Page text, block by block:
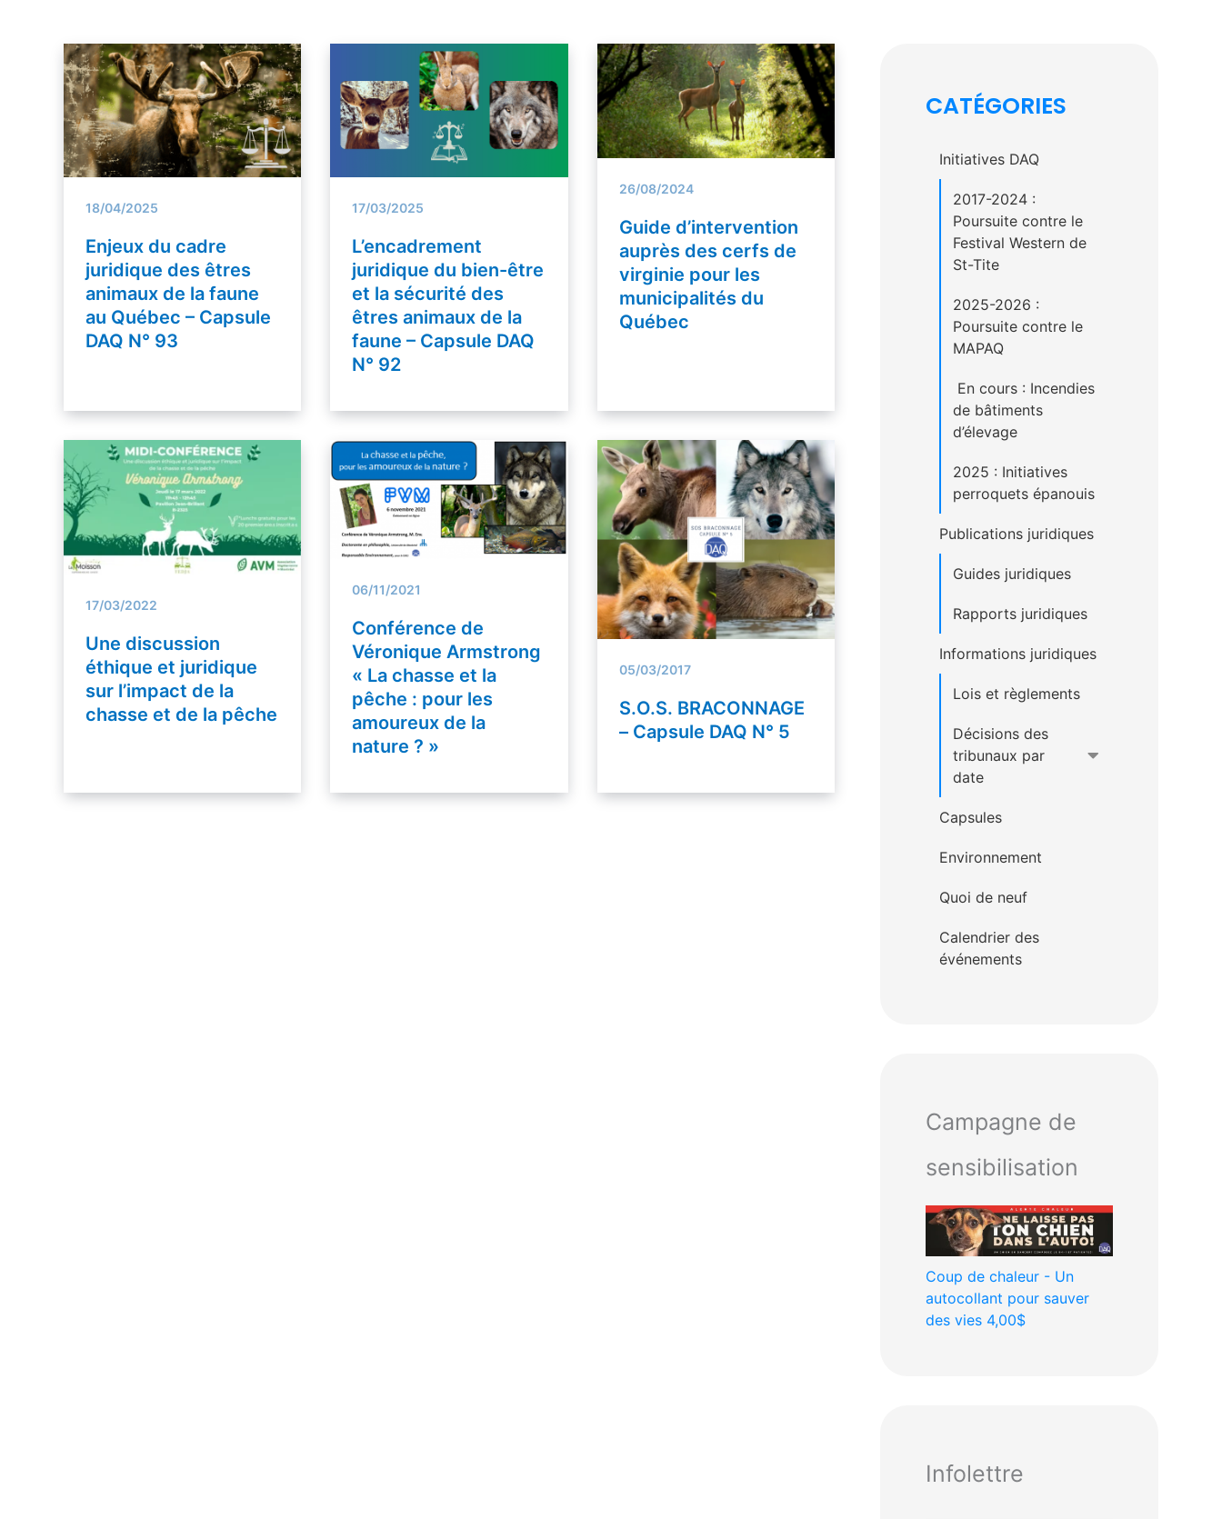
18/04/2025
Enjeux du cadre
juridique des êtres
animaux de la faune
au Québec – Capsule
DAQ N° 93
17/03/2025
L’encadrement
juridique du bien-être
et la sécurité des
êtres animaux de la
faune – Capsule DAQ
N° 92
26/08/2024
Guide d’intervention
auprès des cerfs de
virginie pour les
municipalités du
Québec
17/03/2022
Une discussion
éthique et juridique
sur l’impact de la
chasse et de la pêche
06/11/2021
Conférence de
Véronique Armstrong
« La chasse et la
pêche : pour les
amoureux de la
nature ? »
05/03/2017
S.O.S. BRACONNAGE
– Capsule DAQ N° 5
CATÉGORIES
Initiatives DAQ
2017-2024 :
Poursuite contre le
Festival Western de
St-Tite
2025-2026 :
Poursuite contre le
MAPAQ
En cours : Incendies
de bâtiments
d’élevage
2025 : Initiatives
perroquets épanouis
Publications juridiques
Guides juridiques
Rapports juridiques
Informations juridiques
Lois et règlements
Décisions des
tribunaux par
date
Capsules
Environnement
Quoi de neuf
Calendrier des
événements
Campagne de
sensibilisation
Coup de chaleur - Un
autocollant pour sauver
des vies 4,00$
Infolettre